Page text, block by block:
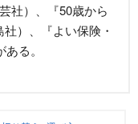
社）、『50歳から
）、『よい保険・
る。